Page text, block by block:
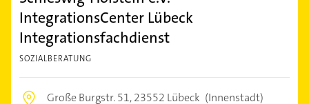
IntegrationsCenter Lübeck
Integrationsfachdienst
SOZIALBERATUNG
Große Burgstr. 51,23552 Lübeck (Innenstadt)